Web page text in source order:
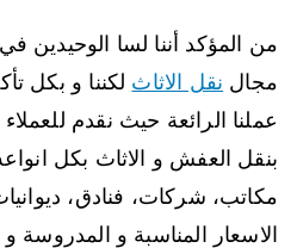
من المؤكد أننا لسا
مجال نقل الاثاث لكننا و بكل
عملنا الرائعة حيث نقدم
بنقل العفش و الاثاث بكل
مكاتب، شركات، فنادق،
الاسعار المناسبة و المدروسة